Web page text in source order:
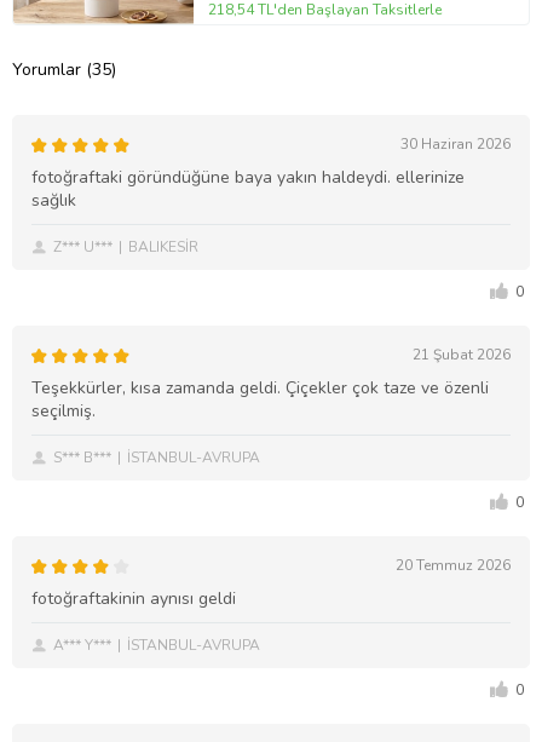
218,54 TL'den Başlayan Taksitlerle
Yorumlar (35)
30 Haziran 2026
fotoğraftaki göründüğüne baya yakın haldeydi. ellerinize
sağlık
Z*** U*** BALIKESİR
0
21 Şubat 2026
Teşekkürler, kısa zamanda geldi. Çiçekler çok taze ve özenli
seçilmiş.
S*** B*** İSTANBUL-AVRUPA
0
20 Temmuz 2026
fotoğraftakinin aynısı geldi
A*** Y*** İSTANBUL-AVRUPA
0